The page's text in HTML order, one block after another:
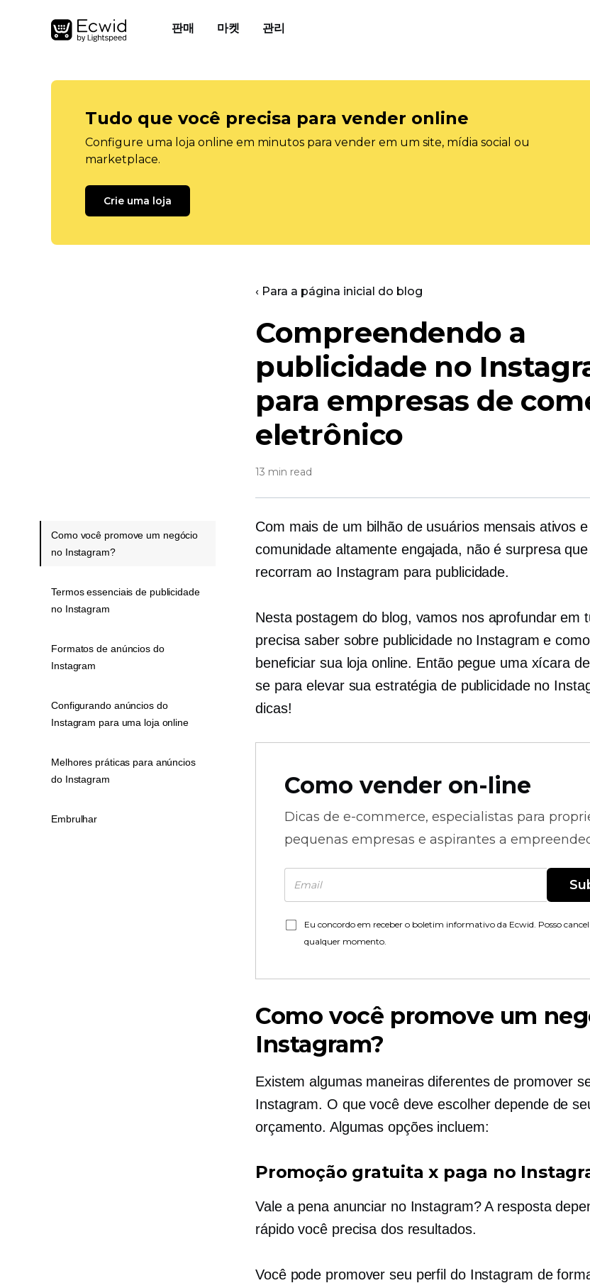
판매 마켓 관리
Tudo que você precisa para vender online
Configure uma loja online em minutos para vender em um site, mídia social ou
marketplace.
Crie uma loja
‹ Para a página inicial do blog
Compreendendo a
publicidade no
para empresas de
eletrônico
13 min read
Com mais de um bilhão de usuários mensais ativos
comunidade altamente engajada, não é surpresa
recorram ao Instagram para publicidade.
Nesta postagem do blog, vamos nos aprofundar em
precisa saber sobre publicidade no Instagram e
beneficiar sua loja online. Então pegue uma xícara
se para elevar sua estratégia de publicidade no
dicas!
Como vender on-line
Dicas de e-commerce, especialistas para
pequenas empresas e aspirantes a
Eu concordo em receber o boletim informativo da Ecwid. Posso
qualquer momento.
Como você promove um
Instagram?
Existem algumas maneiras diferentes de promover
Instagram. O que você deve escolher depende de
orçamento. Algumas opções incluem:
Promoção gratuita x paga no
Vale a pena anunciar no Instagram? A resposta
rápido você precisa dos resultados.
Você pode promover seu perfil do Instagram de
Como você promove um negócio
no Instagram?
Termos essenciais de publicidade
no Instagram
Formatos de anúncios do
Instagram
Configurando anúncios do
Instagram para uma loja online
Melhores práticas para anúncios
do Instagram
Embrulhar